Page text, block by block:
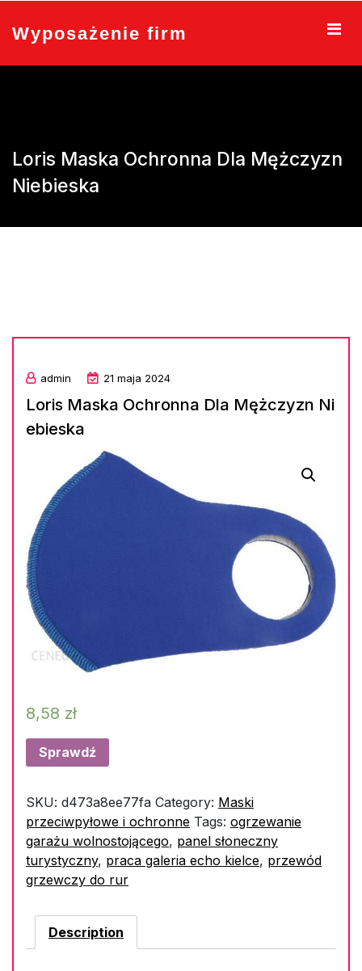
content
Wyposażenie firm
Loris Maska Ochronna Dla Mężczyzn
Niebieska
admin 21 maja 2024
Loris Maska Ochronna Dla Mężczyzn Ni
ebieska
8,58 zł
Sprawdź
SKU: d473a8ee77fa Category: Maski
przeciwpyłowe i ochronne Tags: ogrzewanie
garażu wolnostojącego, panel słoneczny
turystyczny, praca galeria echo kielce, przewód
grzewczy do rur
Description